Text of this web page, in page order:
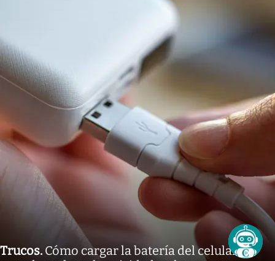
Trucos. Cómo cargar la batería del celular